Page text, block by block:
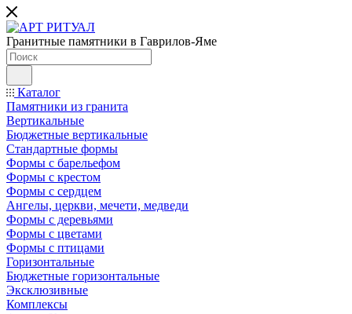
Гранитные памятники в Гаврилов-Яме
Каталог
Памятники из гранита
Вертикальные
Бюджетные вертикальные
Стандартные формы
Формы с барельефом
Формы с крестом
Формы с сердцем
Ангелы, церкви, мечети, медведи
Формы с деревьями
Формы с цветами
Формы с птицами
Горизонтальные
Бюджетные горизонтальные
Эксклюзивные
Комплексы